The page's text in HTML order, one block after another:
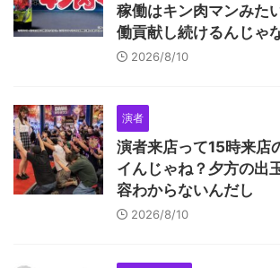
稼働はキン肉マンみた
働貢献し続けるんじゃ
2026/8/10
演者
演者来店って15時来店
イんじゃね？夕方の出
容わからないんだし
2026/8/10